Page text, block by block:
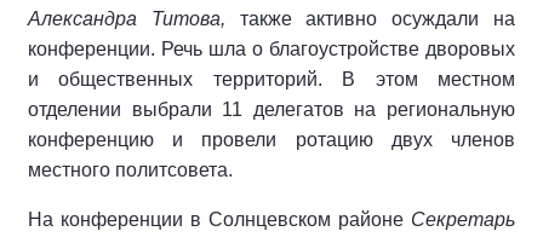
Александра Титова, также активно осуждали на
конференции. Речь шла о благоустройстве дворовых
и общественных территорий. В этом местном
отделении выбрали 11 делегатов на региональную
конференцию и провели ротацию двух членов
местного политсовета.
На конференции в Солнцевском районе Секретарь